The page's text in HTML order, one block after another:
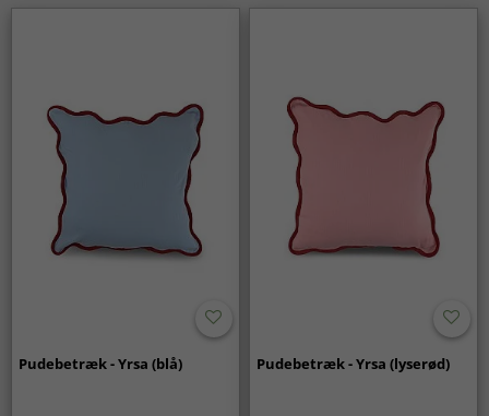
Pudebetræk - Yrsa (blå) Pudebetræk - Yrsa (lyserød)